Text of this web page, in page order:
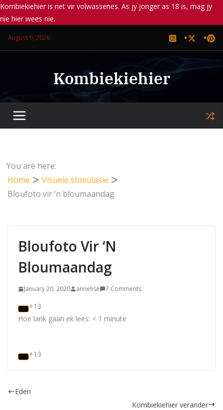
Kombiekiehier is net vir volwassenes. As jy jonger as 18 is, mag jy
nie hier wees nie.
August 9, 2026
Kombiekiehier
You are here:
Home
Visuele stimulasie
Bloufoto vir ‘n bloumaandag
Bloufoto Vir ‘n
Bloumaandag
January 20, 2020 annelise 7 Comments
+13
Hoe lank gaan ek lees: < 1 minute
+13
Eden
Kombiekiehier verander